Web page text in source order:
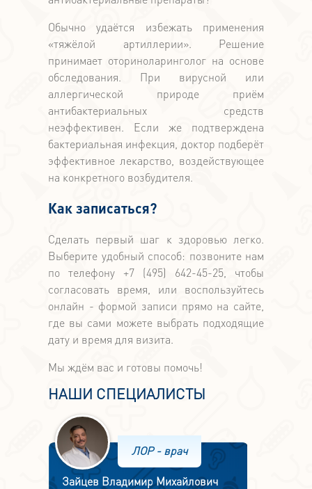
Обычно удаётся избежать применения
«тяжёлой артиллерии». Решение
принимает оториноларинголог на основе
обследования. При вирусной или
аллергической природе приём
антибактериальных средств
неэффективен. Если же подтверждена
бактериальная инфекция, доктор подберёт
эффективное лекарство, воздействующее
на конкретного возбудителя.
Как записаться?
Сделать первый шаг к здоровью легко.
Выберите удобный способ: позвоните нам
по телефону +7 (495) 642-45-25, чтобы
согласовать время, или воспользуйтесь
онлайн - формой записи прямо на сайте,
где вы сами можете выбрать подходящие
дату и время для визита.
Мы ждём вас и готовы помочь!
НАШИ СПЕЦИАЛИСТЫ
ЛОР - врач
Зайцев Владимир Михайлович